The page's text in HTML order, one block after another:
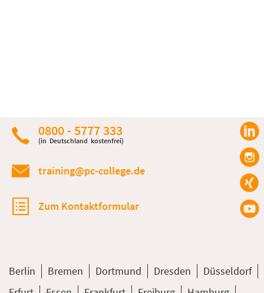
0800 - 5777 333
(in Deutschland kostenfrei)
training@pc-college.de
Zum Kontaktformular
Berlin Bremen Dortmund Dresden
Düsseldorf